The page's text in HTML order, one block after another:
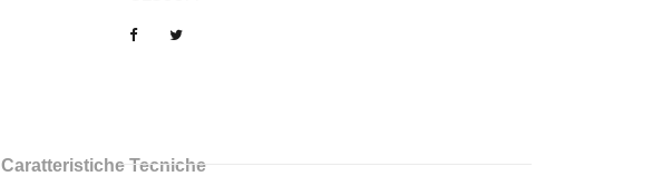
Caratteristiche Tecniche